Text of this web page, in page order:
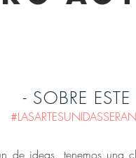
- SOBRE
de ideas, tenemos